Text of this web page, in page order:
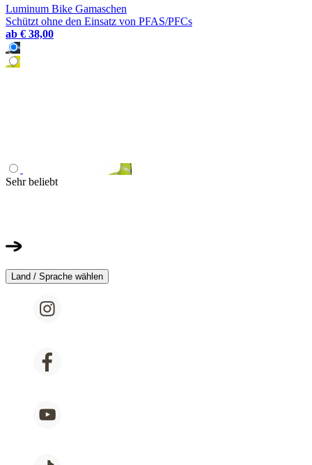
Luminum Bike Gamaschen
Schützt ohne den Einsatz von PFAS/PFCs
ab € 38,00
Sehr beliebt
Land / Sprache wählen